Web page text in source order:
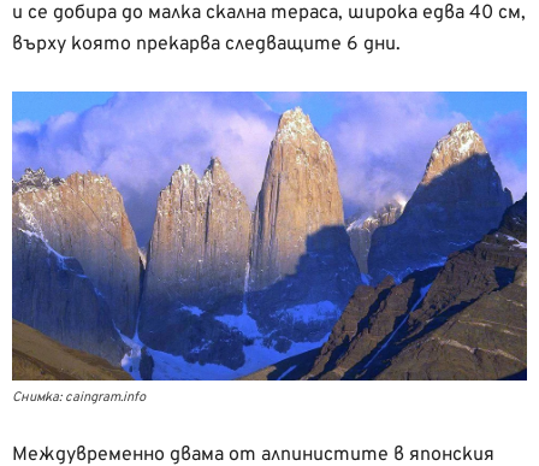
и се добира до малка скална тераса, широка едва 40 см,
върху която прекарва следващите 6 дни.
Снимка: caingram.info
Междувременно двама от алпинистите в японския